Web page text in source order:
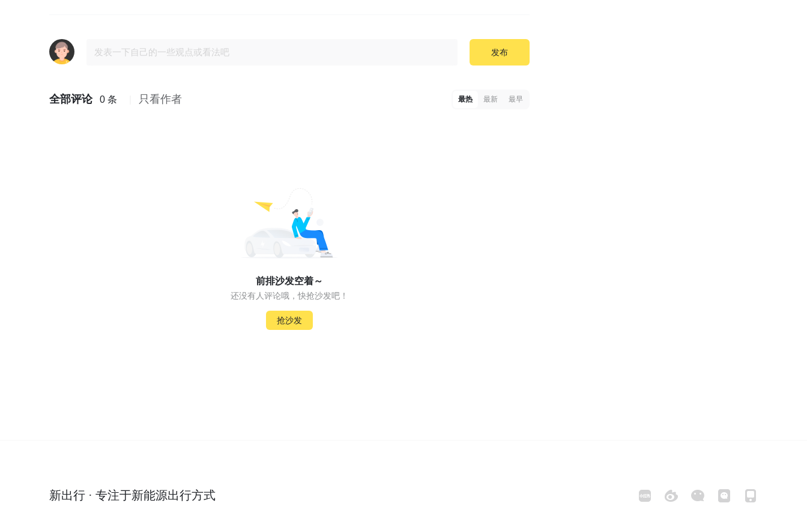
发布
全部评论 0 条 只看作者 最热 最新 最早
前排沙发空着～
还没有人评论哦，快抢沙发吧！
抢沙发
新出行 · 专注于新能源出行方式